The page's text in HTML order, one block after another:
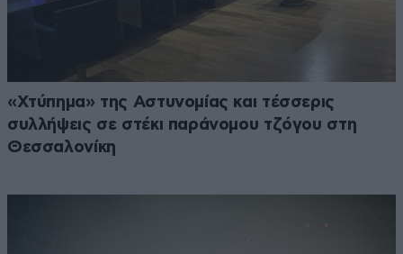
«Χτύπημα» της Αστυνομίας και τέσσερις
συλλήψεις σε στέκι παράνομου τζόγου στη
Θεσσαλονίκη